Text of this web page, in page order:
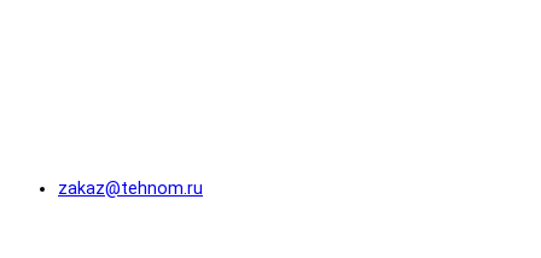
zakaz@tehnom.ru